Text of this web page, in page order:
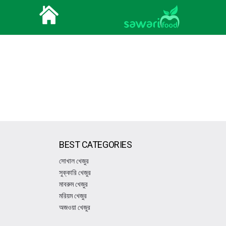
BEST CATEGORIES
সোখাল খেজুর
সুক্কারি খেজুর
মাবরুম খেজুর
মরিয়ম খেজুর
অজওয়া খেজুর